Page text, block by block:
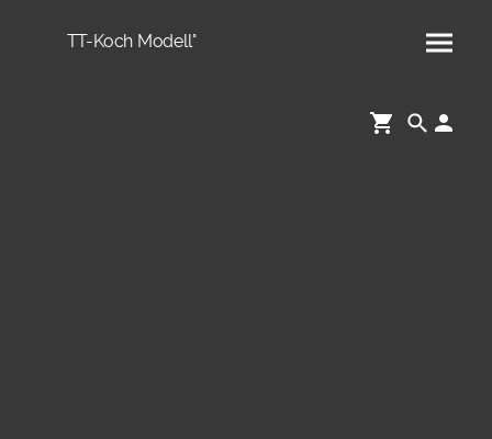
TT-Koch Modell°